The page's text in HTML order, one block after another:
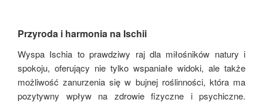
Przyroda i harmonia na Ischii
Wyspa Ischia to prawdziwy raj dla miłośników natury i
spokoju, oferujący nie tylko wspaniałe widoki, ale także
możliwość zanurzenia się w bujnej roślinności, która ma
pozytywny wpływ na zdrowie fizyczne i psychiczne.